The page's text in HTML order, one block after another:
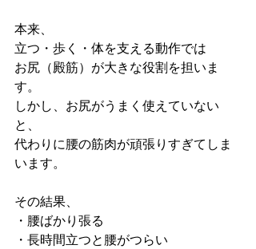
本来、
立つ・歩く・体を支える動作では
お尻（殿筋）が大きな役割を担いま
す。
しかし、お尻がうまく使えていない
と、
代わりに腰の筋肉が頑張りすぎてしま
います。
その結果、
・腰ばかり張る
・長時間立つと腰がつらい